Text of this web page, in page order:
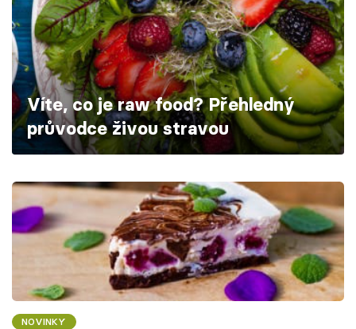
Škola vaření
Recepty z TV
Speciál: Cuketa
Těhotnej kuchař
Přihlášení
Sledujte nás
Víte, co je raw food? Přehledný
průvodce živou stravou
NOVINKY